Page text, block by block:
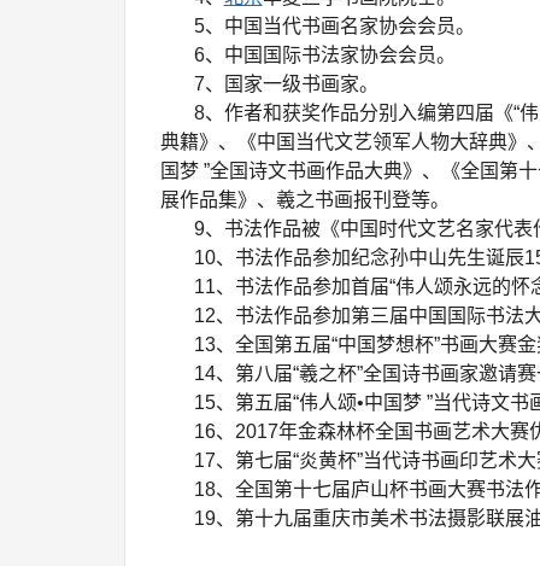
5、中国当代书画名家协会会员。
6、中国国际书法家协会会员。
7、国家一级书画家。
8、作者和获奖作品分别入编第四届《“伟
典籍》、《中国当代文艺领军人物大辞典
国梦 ”全国诗文书画作品大典》、《全国第
展作品集》、羲之书画报刊登等。
9、书法作品被《中国时代文艺名家代表
10、书法作品参加纪念孙中山先生诞辰
11、书法作品参加首届“伟人颂永远的怀
12、书法作品参加第三届中国国际书法
13、全国第五届“中国梦想杯”书画大赛金
14、第八届“羲之杯”全国诗书画家邀请赛
15、第五届“伟人颂•中国梦 ”当代诗文书
16、2017年金森林杯全国书画艺术大赛
17、第七届“炎黄杯”当代诗书画印艺术大
18、全国第十七届庐山杯书画大赛书法
19、第十九届重庆市美术书法摄影联展